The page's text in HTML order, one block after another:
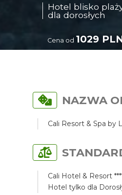
Hotel blisko
dla dorosłych
Cena od 1029
NAZWA
Cali Resort & Spa by
Cali Hotel & Resort
Hotel tylko dla